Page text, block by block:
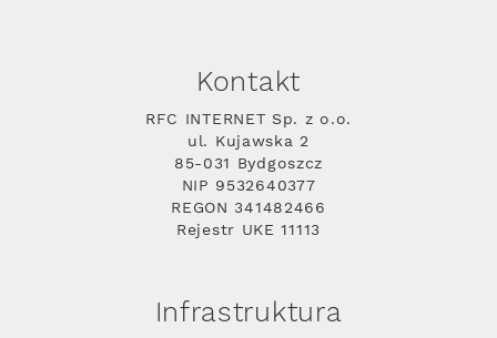
Kontakt
RFC INTERNET Sp. z o.o.
ul. Kujawska 2
85-031 Bydgoszcz
NIP 9532640377
REGON 341482466
Rejestr UKE 11113
Infrastruktura